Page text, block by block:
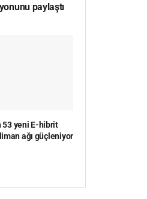
paylaştı
53 yeni E-hibrit
ağı güçleniyor